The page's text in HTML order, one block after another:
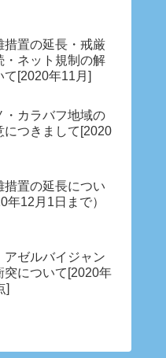
措置の延長・戒厳
・ネット規制の解
て[2020年11月]
・カラバフ地域の
につきまして[2020
措置の延長につい
年12月1日まで）
アゼルバイジャン
突について[2020年
]